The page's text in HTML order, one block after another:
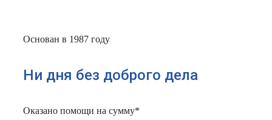
Основан в 1987 году
Ни дня без доброго дела
Оказано помощи на сумму*